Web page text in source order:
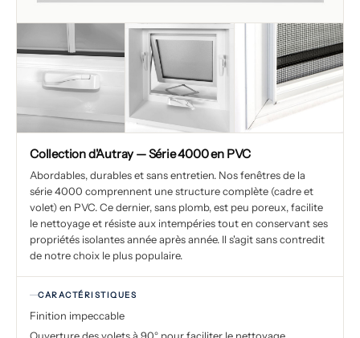
Collection d'Autray — Série 4000 en PVC
Abordables, durables et sans entretien. Nos fenêtres de la
série 4000 comprennent une structure complète (cadre et
volet) en PVC. Ce dernier, sans plomb, est peu poreux, facilite
le nettoyage et résiste aux intempéries tout en conservant ses
propriétés isolantes année après année. Il s'agit sans contredit
de notre choix le plus populaire.
CARACTÉRISTIQUES
Finition impeccable
Ouverture des volets à 90° pour faciliter le nettoyage